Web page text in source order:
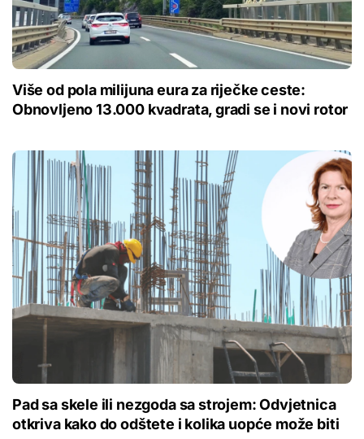
Više od pola milijuna eura za riječke ceste:
Obnovljeno 13.000 kvadrata, gradi se i novi rotor
Pad sa skele ili nezgoda sa strojem: Odvjetnica
otkriva kako do odštete i kolika uopće može biti